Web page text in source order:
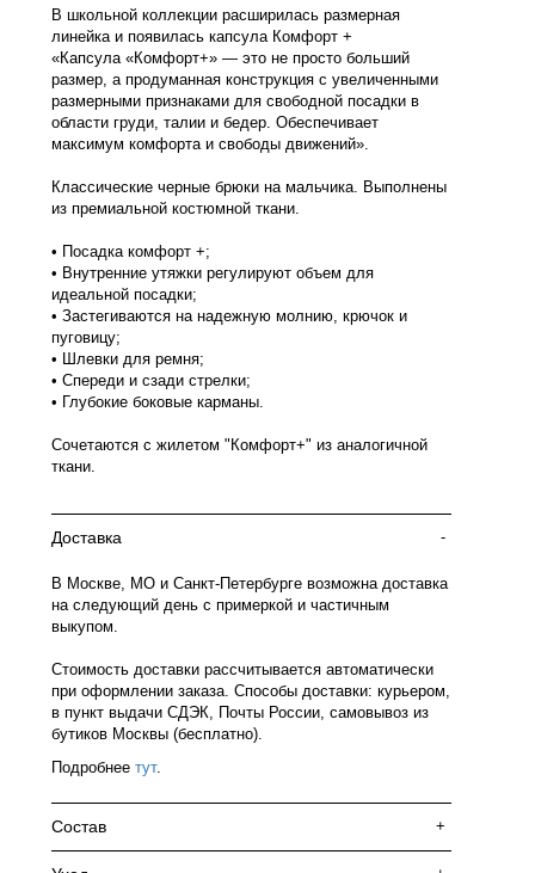
В школьной коллекции расширилась размерная
линейка и появилась капсула Комфорт +
«Капсула «Комфорт+» — это не просто больший
размер, а продуманная конструкция с увеличенными
размерными признаками для свободной посадки в
области груди, талии и бедер. Обеспечивает
максимум комфорта и свободы движений».
Классические черные брюки на мальчика. Выполнены
из премиальной костюмной ткани.
• Посадка комфорт +;
• Внутренние утяжки регулируют объем для
идеальной посадки;
• Застегиваются на надежную молнию, крючок и
пуговицу;
• Шлевки для ремня;
• Спереди и сзади стрелки;
• Глубокие боковые карманы.
Сочетаются с жилетом "Комфорт+" из аналогичной
ткани.
Доставка -
В Москве, МО и Санкт-Петербурге возможна доставка
на следующий день с примеркой и частичным
выкупом.
Стоимость доставки рассчитывается автоматически
при оформлении заказа. Способы доставки: курьером,
в пункт выдачи СДЭК, Почты России, самовывоз из
бутиков Москвы (бесплатно).
Подробнее тут.
Состав +